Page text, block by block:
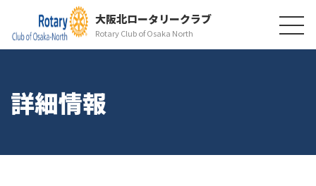
大阪北ロータリークラブ
Rotary Club of Osaka North
詳細情報